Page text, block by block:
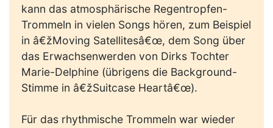
kann das atmosphärische Regentropfen-
Trommeln in vielen Songs hören, zum Beispiel
in â€žMoving Satellitesâ€œ, dem Song über
das Erwachsenwerden von Dirks Tochter
Marie-Delphine (übrigens die Background-
Stimme in â€žSuitcase Heartâ€œ).
Für das rhythmische Trommeln war wieder